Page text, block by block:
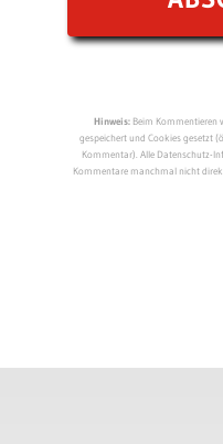
Hinweis:Beim Kommentieren
gespeichert und Cookies gesetzt
Kommentar). Alle Datenschutz-
Kommentare manchmal nicht